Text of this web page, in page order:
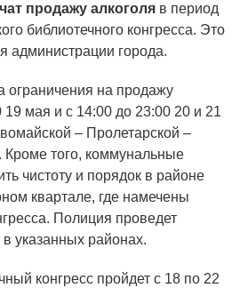
продажу алкоголя в период
библиотечного конгресса. Это
администрации города.
ограничения на продажу
19 мая и с 14:00 до 23:00 20 и 21
– Пролетарской –
Кроме того, коммунальные
чистоту и порядок в районе
квартале, где намечены
Полиция проведет
указанных районах.
конгресс пройдет с 18 по 22